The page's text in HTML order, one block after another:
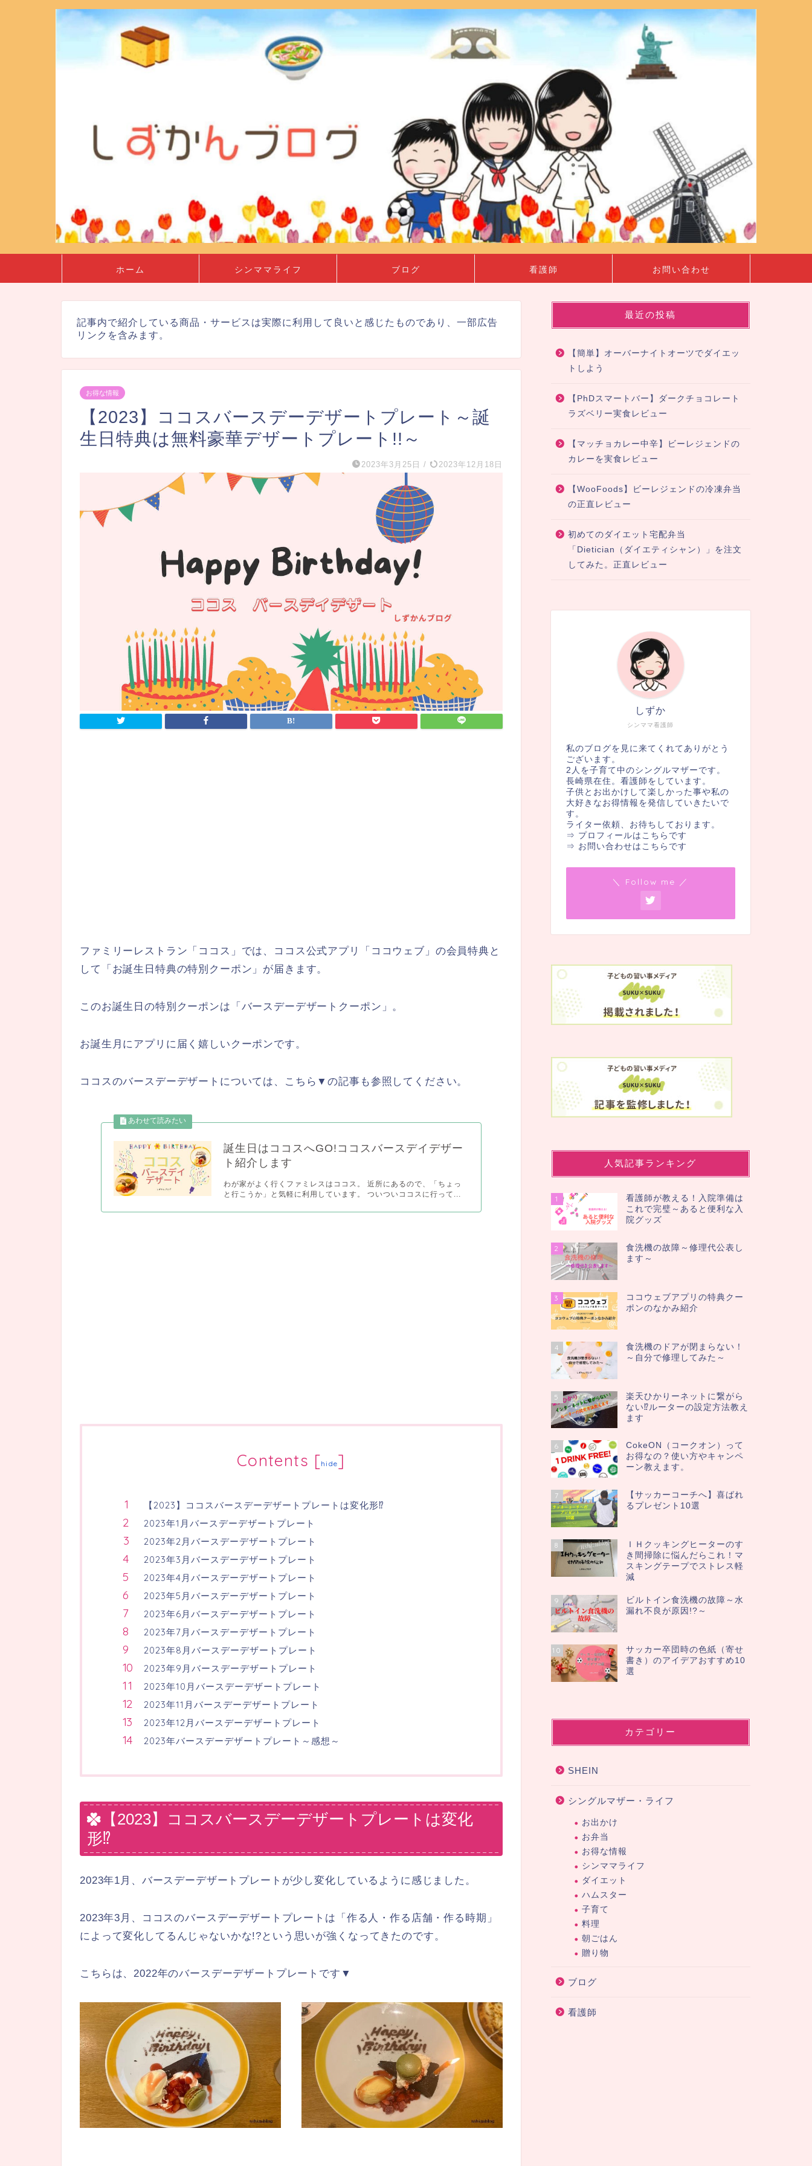
ホーム シンママライフ ブログ 看護師 お問い合わせ
記事内で紹介している商品・サービスは実際に利用して良いと感じたものであり、一部広告
リンクを含みます。
お得な情報
【2023】ココスバースデーデザートプレート～誕
生日特典は無料豪華デザートプレート!!～
2023年3月25日 / 2023年12月18日
ファミリーレストラン「ココス」では、ココス公式アプリ「ココウェブ」の会員特典と
して「お誕生日特典の特別クーポン」が届きます。
このお誕生日の特別クーポンは「バースデーデザートクーポン」。
お誕生月にアプリに届く嬉しいクーポンです。
ココスのバースデーデザートについては、こちら▼の記事も参照してください。
誕生日はココスへGO!ココスバースデイデザー
ト紹介します
わが家がよく行くファミレスはココス。 近所にあるので、「ちょっ
と行こうか」と気軽に利用しています。 ついついココスに行って...
Contents [hide]
【2023】ココスバースデーデザートプレートは変化形⁉
2023年1月バースデーデザートプレート
2023年2月バースデーデザートプレート
2023年3月バースデーデザートプレート
2023年4月バースデーデザートプレート
2023年5月バースデーデザートプレート
2023年6月バースデーデザートプレート
2023年7月バースデーデザートプレート
2023年8月バースデーデザートプレート
2023年9月バースデーデザートプレート
2023年10月バースデーデザートプレート
2023年11月バースデーデザートプレート
2023年12月バースデーデザートプレート
2023年バースデーデザートプレート～感想～
【2023】ココスバースデーデザートプレートは変化
形⁉
2023年1月、バースデーデザートプレートが少し変化しているように感じました。
2023年3月、ココスのバースデーデザートプレートは「作る人・作る店舗・作る時期」
によって変化してるんじゃないかな!?という思いが強くなってきたのです。
こちらは、2022年のバースデーデザートプレートです▼
最近の投稿
【簡単】オーバーナイトオーツでダイエッ
トしよう
【PhDスマートバー】ダークチョコレート
ラズベリー実食レビュー
【マッチョカレー中辛】ビーレジェンドの
カレーを実食レビュー
【WooFoods】ビーレジェンドの冷凍弁当
の正直レビュー
初めてのダイエット宅配弁当
「Dietician（ダイエティシャン）」を注文
してみた。正直レビュー
シンママ看護師
しずか
私のブログを見に来てくれてありがとう
ございます。
2人を子育て中のシングルマザーです。
長崎県在住。看護師をしています。
子供とお出かけして楽しかった事や私の
大好きなお得情報を発信していきたいで
す。
ライター依頼、お待ちしております。
⇒ プロフィールはこちらです
⇒ お問い合わせはこちらです
＼ Follow me ／
人気記事ランキング
1
看護師が教える！入院準備は
これで完璧～あると便利な入
院グッズ
2
食洗機の故障～修理代公表し
ます～
3
ココウェブアプリの特典クー
ポンのなかみ紹介
4
食洗機のドアが閉まらない！
～自分で修理してみた～
5
楽天ひかりーネットに繋がら
ない⁉ルーターの設定方法教え
ます
6
CokeON（コークオン）って
お得なの？使い方やキャンペ
ーン教えます。
7
【サッカーコーチへ】喜ばれ
るプレゼント10選
8
ＩＨクッキングヒーターのす
き間掃除に悩んだらこれ！マ
スキングテープでストレス軽
減
9
ビルトイン食洗機の故障～水
漏れ不良が原因!?～
10
サッカー卒団時の色紙（寄せ
書き）のアイデアおすすめ10
選
カテゴリー
SHEIN
シングルマザー・ライフ
お出かけ
お弁当
お得な情報
シンママライフ
ダイエット
ハムスター
子育て
料理
朝ごはん
贈り物
ブログ
看護師